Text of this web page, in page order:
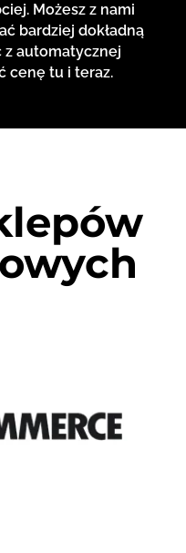
Możesz z nami
bardziej dokładną
automatycznej
cenę tu i teraz.